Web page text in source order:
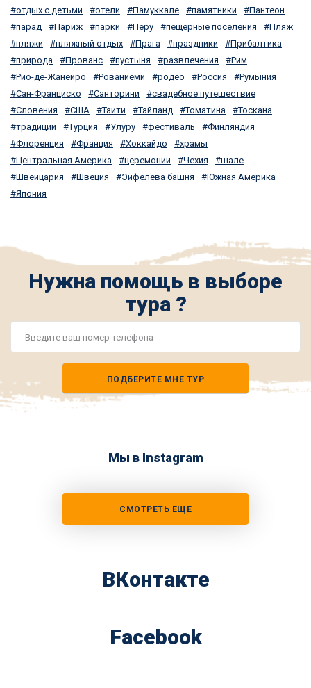
отдых с детьми
отели Памуккале памятники
Пантеон
парад
Париж парки Перу пещерные поселения
Пляж
пляжи
пляжный отдых Прага праздники
Прибалтика
природа
Прованс пустыня развлечения
Рим
Рио-де-Жанейро
Рованиеми родео Россия
Румыния
Сан-Франциско
Санторини
свадебное путешествие
Словения
США Таити Тайланд Томатина
Тоскана
традиции
Турция Улуру фестиваль
Финляндия
Флоренция
Франция Хоккайдо
храмы
Центральная Америка
церемонии Чехия
шале
Швейцария
Швеция Эйфелева башня
Южная Америка
Япония
Нужна помощь в выборе
тура ?
ПОДБЕРИТЕ МНЕ ТУР
Мы в Instagram
СМОТРЕТЬ ЕЩЕ
ВКонтакте
Facebook